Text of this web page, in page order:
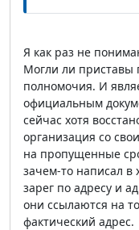
Я как раз не
Могли ли приставы
полномочия. И
официальным
сейчас хотя
организация со
на пропущенные
зачем-то написал в
зарег по адресу и
они ссылаются на
фактический адрес.